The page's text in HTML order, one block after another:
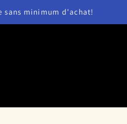
sans minimum d'achat!